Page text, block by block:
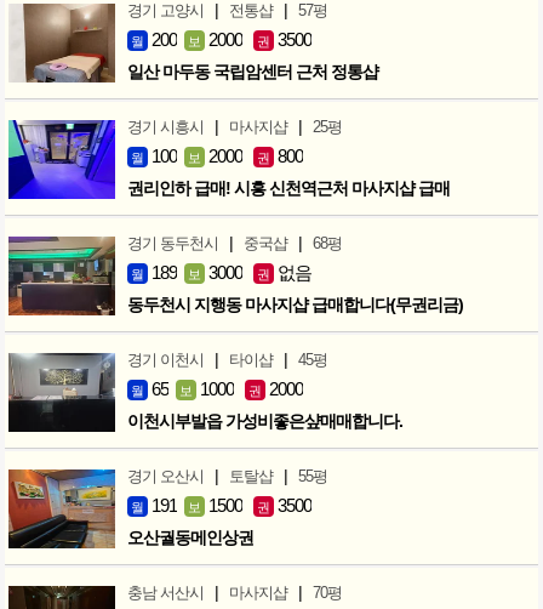
경기 고양시 | 전통샵 | 57평
월 200 보 2000 권 3500
일산 마두동 국립암센터 근처 정통샵
경기 시흥시 | 마사지샵 | 25평
월 100 보 2000 권 800
권리인하 급매! 시흥 신천역근처 마사지샵 급매
경기 동두천시 | 중국샵 | 68평
월 189 보 3000 권 없음
동두천시 지행동 마사지샵 급매합니다(무권리금)
경기 이천시 | 타이샵 | 45평
월 65 보 1000 권 2000
이천시부발읍 가성비좋은샾매매합니다.
경기 오산시 | 토탈샵 | 55평
월 191 보 1500 권 3500
오산궐동메인상권
충남 서산시 | 마사지샵 | 70평